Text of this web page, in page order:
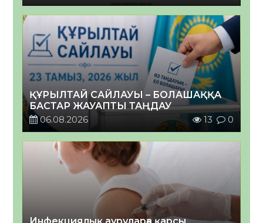
ҚҰРЫЛТАЙ САЙЛАУЫ – БОЛАШАҚҚА
БАСТАР ЖАУАПТЫ ТАҢДАУ
06.08.2026
13 0